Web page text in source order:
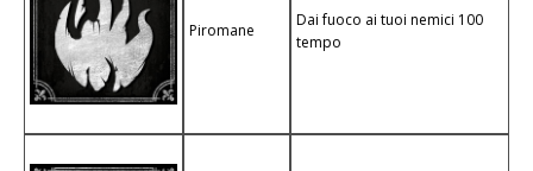
Piromane
Dai fuoco ai tuoi nemici 100
tempo